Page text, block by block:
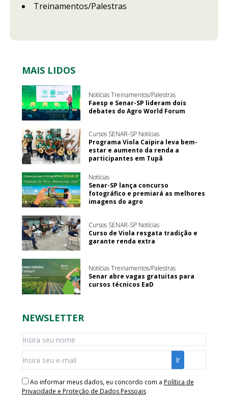
Treinamentos/Palestras
MAIS LIDOS
Notícias Treinamentos/Palestras
Faesp e Senar-SP lideram dois
debates do Agro World Forum
Cursos SENAR-SP Notícias
Programa Viola Caipira leva bem-
estar e aumento da renda a
participantes em Tupã
Notícias
Senar-SP lança concurso
fotográfico e premiará as melhores
imagens do agro
Cursos SENAR-SP Notícias
Curso de Viola resgata tradição e
garante renda extra
Notícias Treinamentos/Palestras
Senar abre vagas gratuitas para
cursos técnicos EaD
NEWSLETTER
Ao informar meus dados, eu concordo com a Política de
Privacidade e Proteção de Dados Pessoais